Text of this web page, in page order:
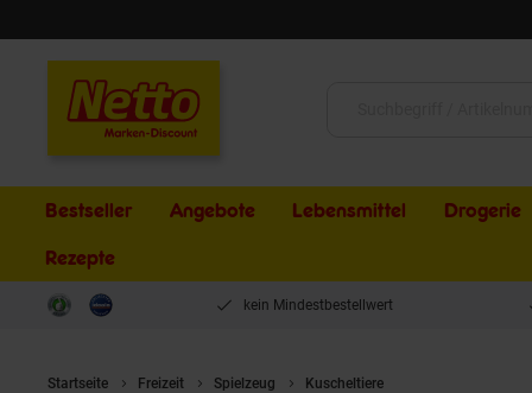
Bestseller Angebote Lebensmittel Drogerie
Rezepte
kein Mindestbestellwert
Startseite Freizeit Spielzeug Kuscheltiere